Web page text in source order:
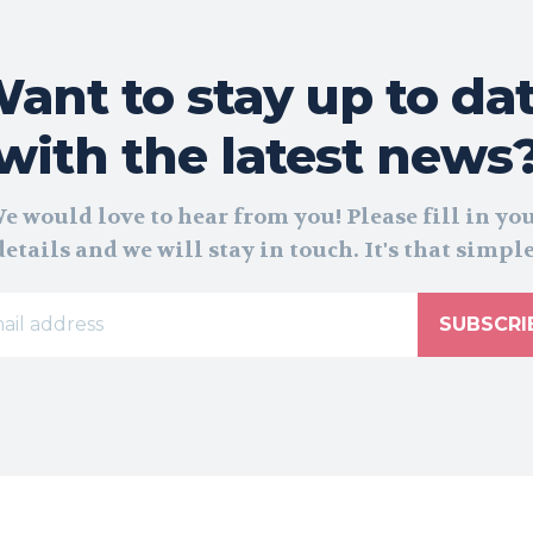
to stay up to
the latest
would love to hear from you! Please fill in
and we will stay in touch. It's that